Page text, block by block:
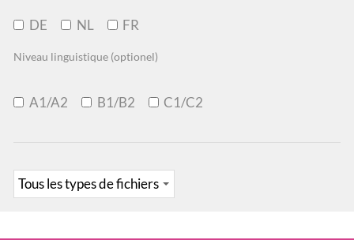
DE NL FR
Niveau linguistique (optionel)
A1/A2 B1/B2 C1/C2